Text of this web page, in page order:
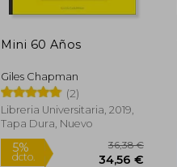
Mini 60 Años
Giles Chapman
(2)
Libreria Universitaria, 2019,
Tapa Dura, Nuevo